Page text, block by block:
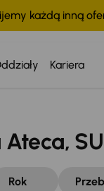
każdą inną
Kariera
Rok